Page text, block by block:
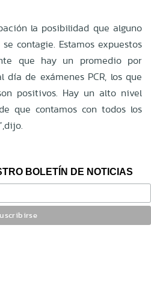
la posibilidad que alguno
contagie. Estamos expuestos
que hay un promedio por
día de exámenes PCR, los que
positivos. Hay un alto nivel
que contamos con todos los
BOLETÍN DE NOTICIAS